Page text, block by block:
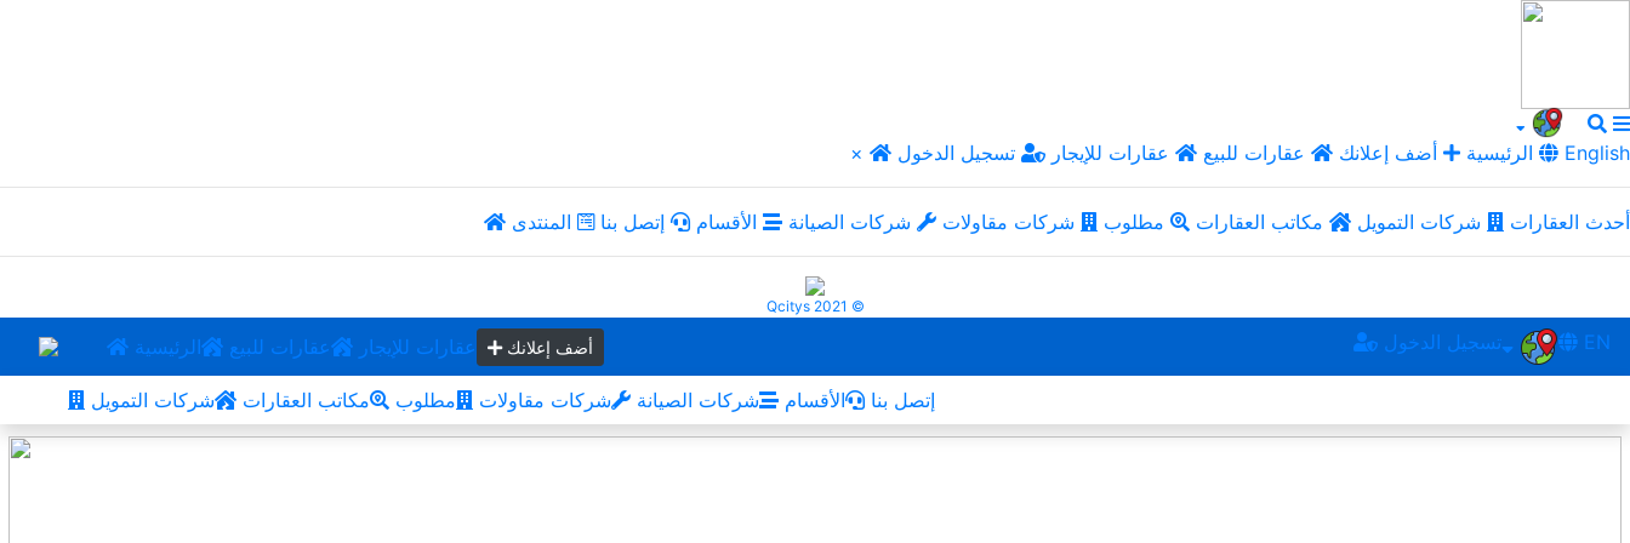
× الرئيسية أضف إعلانك عقارات للبيع عقارات للإيجار تسجيل الدخول English
أحدث العقارات شركات التمويل مكاتب العقارات مطلوب شركات مقاولات شركات الصيانة الأقسام إتصل بنا المنتدى
Qcitys 2021 ©
الرئيسية عقارات للبيع عقارات للإيجار أضف إعلانك تسجيل الدخول EN
شركات التمويل مكاتب العقارات مطلوب شركات مقاولات شركات الصيانة الأقسام إتصل بنا